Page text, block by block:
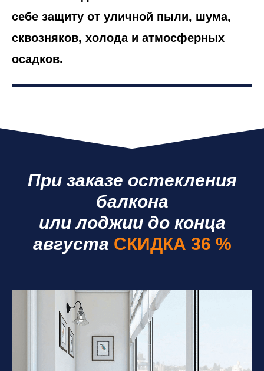
себе защиту от уличной пыли, шума,
сквозняков, холода и атмосферных
осадков.
При заказе остекления
балкона
или лоджии до конца
августа СКИДКА 36 %